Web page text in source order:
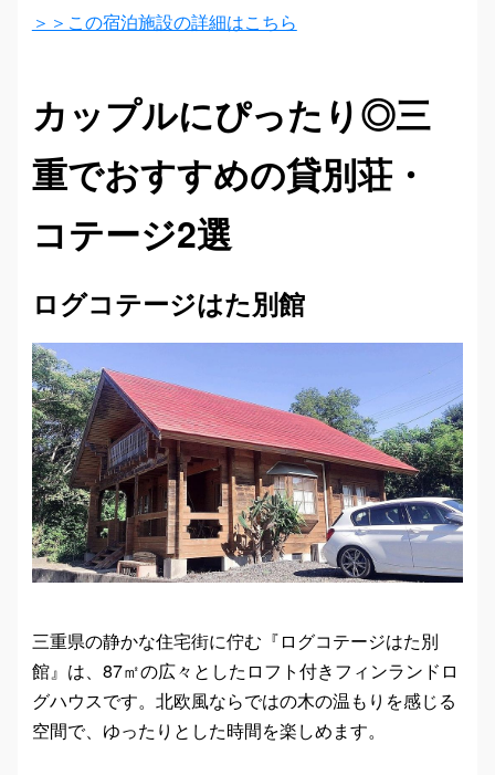
＞＞この宿泊施設の詳細はこちら
カップルにぴったり◎三
重でおすすめの貸別荘・
コテージ2選
ログコテージはた別館
三重県の静かな住宅街に佇む『ログコテージはた別
館』は、87㎡の広々としたロフト付きフィンランドロ
グハウスです。北欧風ならではの木の温もりを感じる
空間で、ゆったりとした時間を楽しめます。